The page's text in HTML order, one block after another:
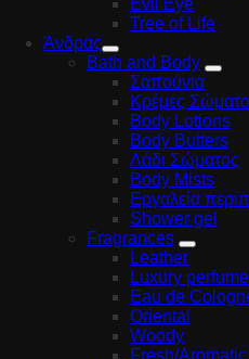
Tree of Life
Άνδρας
Bath and Body
Σαπούνια
Κρέμες
Body Lotions
Body Butters
Λάδι Σώματος
Body Mists
Εργαλεία
Shower gel
Fragrances
Leather
Luxury
Eau de
Oriental
Woody
Fresh/Aromatic